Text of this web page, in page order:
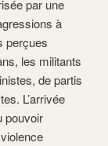
par une
à
perçues
les militants
de partis
L’arrivée
pouvoir